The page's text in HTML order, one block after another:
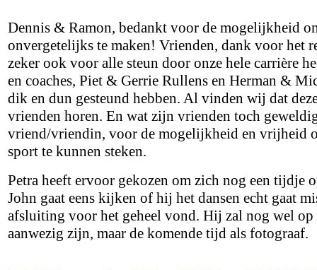
Dennis & Ramon, bedankt voor de mogelijkheid
onvergetelijks te maken! Vrienden, dank voor het
zeker ook voor alle steun door onze hele carrière
en coaches, Piet & Gerrie Rullens en Herman &
dik en dun gesteund hebben. Al vinden wij dat
vrienden horen. En wat zijn vrienden toch
vriend/vriendin, voor de mogelijkheid en vrijheid
sport te kunnen steken.
Petra heeft ervoor gekozen om zich nog een tijdje
John gaat eens kijken of hij het dansen echt gaat
afsluiting voor het geheel vond. Hij zal nog wel
aanwezig zijn, maar de komende tijd als fotograaf.